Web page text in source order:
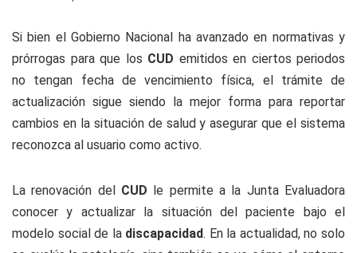
Si bien el Gobierno Nacional ha avanzado en normativas y
prórrogas para que los CUD emitidos en ciertos periodos
no tengan fecha de vencimiento física, el trámite de
actualización sigue siendo la mejor forma para reportar
cambios en la situación de salud y asegurar que el sistema
reconozca al usuario como activo.
La renovación del CUD le permite a la Junta Evaluadora
conocer y actualizar la situación del paciente bajo el
modelo social de la discapacidad. En la actualidad, no solo